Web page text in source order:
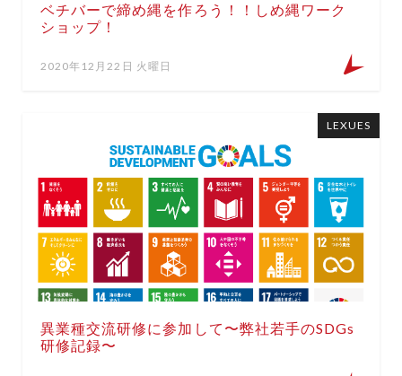
ベチバーで締め縄を作ろう！！しめ縄ワーク
ショップ！
2020年12月22日 火曜日
異業種交流研修に参加して〜弊社若手のSDGs
研修記録〜
LEXUES